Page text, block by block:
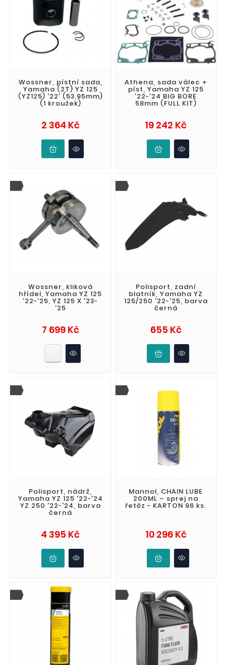
Wossner, pístní sada,
Yamaha (2T) YZ 125
(YZ125) '22' (53,95mm)
(1 kroužek)
2 364 KčCena
Athena, sada válec +
píst, Yamaha YZ 125
'22-'24 BIG BORE
58mm (FULL KIT)
19 242 KčCena
Wossner, kliková
hřídel, Yamaha YZ 125
'22-'25, YZ 125 X '23-
'25
7 699 KčCena
Polisport, zadní
blatník, Yamaha YZ
125/250 '22-'25, barva
černá
655 KčCena
Polisport, nádrž,
Yamaha YZ 125 '22-'24
YZ 250 '22-'24, barva
černá
4 395 KčCena
Mannol, CHAIN LUBE
200ML – sprej na
řetěz - KARTON 96 ks.
10 296 KčCena